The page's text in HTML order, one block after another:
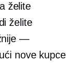
želite
želite
—
nove kupce